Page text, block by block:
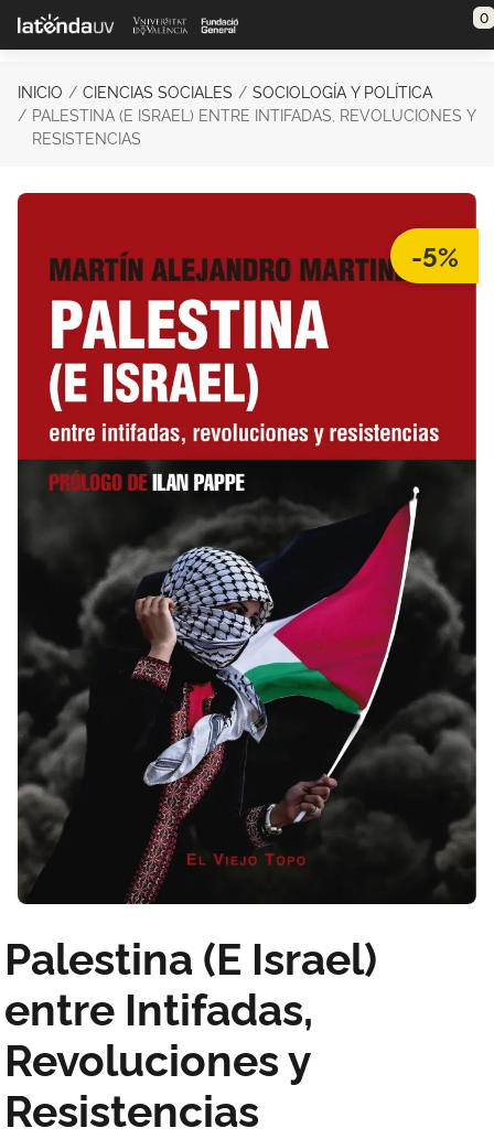
Saltar al contenido principal 0
INICIO CIENCIAS SOCIALES
SOCIOLOGÍA Y POLÍTICA
PALESTINA (E ISRAEL) ENTRE INTIFADAS, REVOLUCIONES Y
RESISTENCIAS
-5%
Palestina (E Israel)
entre Intifadas,
Revoluciones y
Resistencias